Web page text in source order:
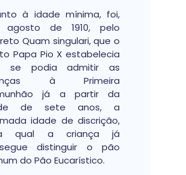
à idade mínima, foi,
agosto de 1910, pelo
Quam singulari, que o
Papa Pio X estabelecia
se podia admitir as
à Primeira
já a partir da
de sete anos, a
idade de discrição,
qual a criança já
distinguir o pão
do Pão Eucarístico.